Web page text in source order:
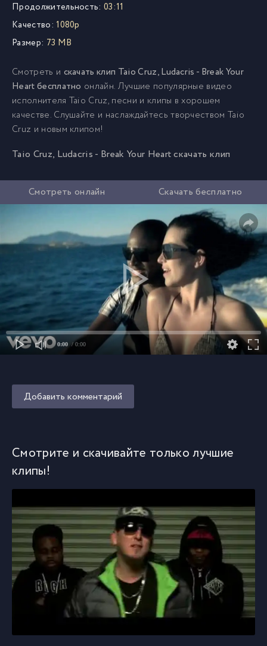
Продолжительность: 03:11
Качество: 1080p
Размер: 73 MB
Смотреть и скачать клип Taio Cruz, Ludacris - Break Your
Heart бесплатно онлайн. Лучшие популярные видео
исполнителя Taio Cruz, песни и клипы в хорошем
качестве. Слушайте и наслаждайтесь творчеством Taio
Cruz и новым клипом!
Taio Cruz, Ludacris - Break Your Heart скачать клип
Смотреть онлайн Скачать бесплатно
0:00 / 0:00
Добавить комментарий
Смотрите и скачивайте только лучшие
клипы!